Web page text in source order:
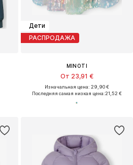
Дети
РАСПРОДАЖА
MINOTI
От 23,91 €
Изначальная цена: 29,90 €
Последняя самая низкая цена:21,52 €